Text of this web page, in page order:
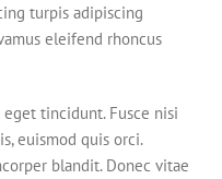
turpis adipiscing
eleifend rhoncus
tincidunt. Fusce nisi
euismod quis orci.
blandit. Donec vitae